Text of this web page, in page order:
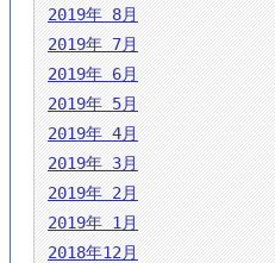
2019年 8月
2019年 7月
2019年 6月
2019年 5月
2019年 4月
2019年 3月
2019年 2月
2019年 1月
2018年12月